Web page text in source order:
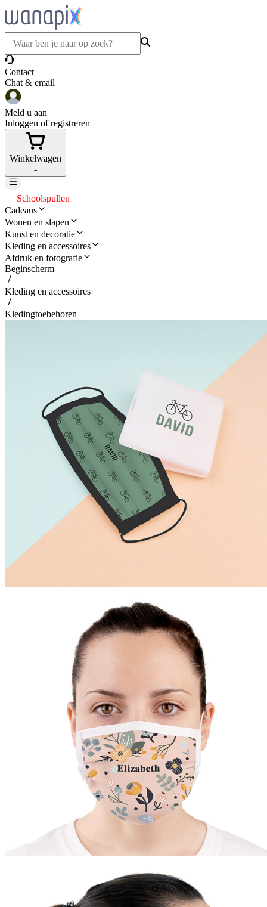
Contact
Chat & email
Meld u aan
Inloggen of registreren
Winkelwagen
-
Schoolspullen
Cadeaus
Wonen en slapen
Kunst en decoratie
Kleding en accessoires
Afdruk en fotografie
Beginscherm
Kleding en accessoires
Kledingtoebehoren